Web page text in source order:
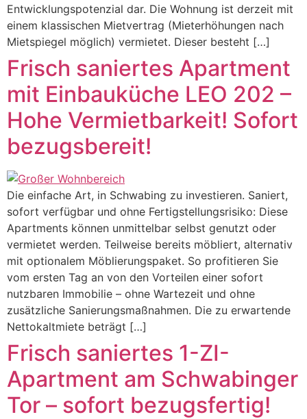
Entwicklungspotenzial dar. Die Wohnung ist derzeit mit
einem klassischen Mietvertrag (Mieterhöhungen nach
Mietspiegel möglich) vermietet. Dieser besteht […]
Frisch saniertes Apartment
mit Einbauküche LEO 202 –
Hohe Vermietbarkeit! Sofort
bezugsbereit!
Die einfache Art, in Schwabing zu investieren. Saniert,
sofort verfügbar und ohne Fertigstellungsrisiko: Diese
Apartments können unmittelbar selbst genutzt oder
vermietet werden. Teilweise bereits möbliert, alternativ
mit optionalem Möblierungspaket. So profitieren Sie
vom ersten Tag an von den Vorteilen einer sofort
nutzbaren Immobilie – ohne Wartezeit und ohne
zusätzliche Sanierungsmaßnahmen. Die zu erwartende
Nettokaltmiete beträgt […]
Frisch saniertes 1-ZI-
Apartment am Schwabinger
Tor – sofort bezugsfertig!